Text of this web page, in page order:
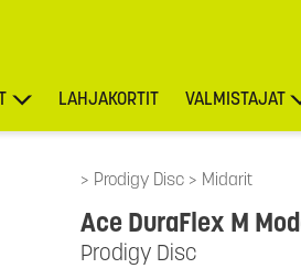
LAHJAKORTIT VALMISTAJAT
Prodigy Disc Midarit
Prodigy Disc
Ace DuraFlex M